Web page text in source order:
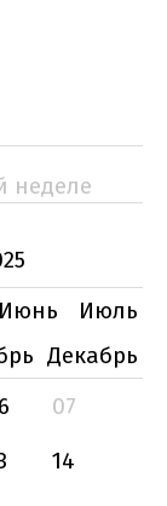
неделе
Июнь
Июль
Декабрь
07
14